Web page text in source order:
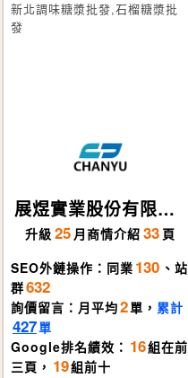
新北調味糖漿批發,石榴糖漿批
發
展煜實業股份有限公
司
升級 25 月商情介紹 33 頁
SEO外鏈操作：同業 130 、站
群632
詢價留言：月平均2單， 累計
427單
Google排名績效： 16組在前
三頁， 19組前十